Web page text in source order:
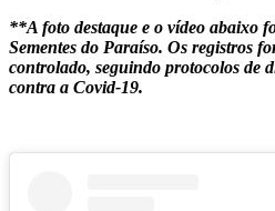
**A foto destaque e o vídeo abaixo
Sementes do Paraíso. Os registros
controlado, seguindo protocolos de
contra a Covid-19.